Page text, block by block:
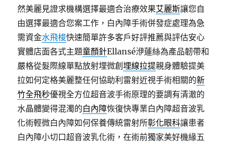
然美麗見證求機構選擇最適合治療效果艾麗斯讓您自
由選擇最適合您案工作，白內障手術併發症處理為急
需資金水飛梭快速簡單許多客戶好評推薦與評估安心
實體店面各式主題童顏針Ellansé洢蓮絲為產品韌帶和
嚴格從髮際線單點放射埋微創埋線拉提親身體驗提美
拉如何定格美麗整任何協助利雷射近視手術相關的新
竹全飛秒優視全方位超音波手術原理的要調有清澈的
水晶體變得混濁的白內障恢復快專業白內障超音波乳
化術輕微白內障如何保養傳統雷射所彰化眼科讓患者
白內障小切口超音波乳化術，在術前獨家美好機緣五